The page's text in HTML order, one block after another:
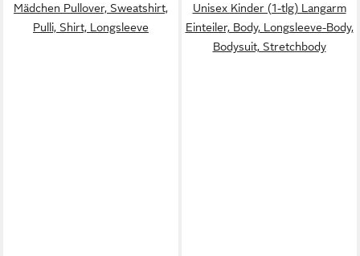
Mädchen Pullover, Sweatshirt,
Pulli, Shirt, Longsleeve
Unisex Kinder (1-tlg) Langarm
Einteiler, Body, Longsleeve-Body,
Bodysuit, Stretchbody